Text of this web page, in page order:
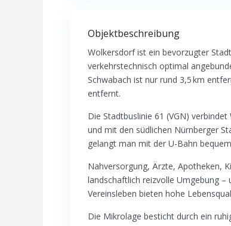
Objektbeschreibung
Wolkersdorf ist ein bevorzugter
verkehrstechnisch optimal
Schwabach ist nur rund 3,5 km
entfernt.
Die Stadtbuslinie 61 (VGN)
und mit den südlichen Nürnberger
gelangt man mit der U-Bahn
Nahversorgung, Ärzte, Apotheken,
landschaftlich reizvolle Umgebung –
Vereinsleben bieten hohe
Die Mikrolage besticht durch ein